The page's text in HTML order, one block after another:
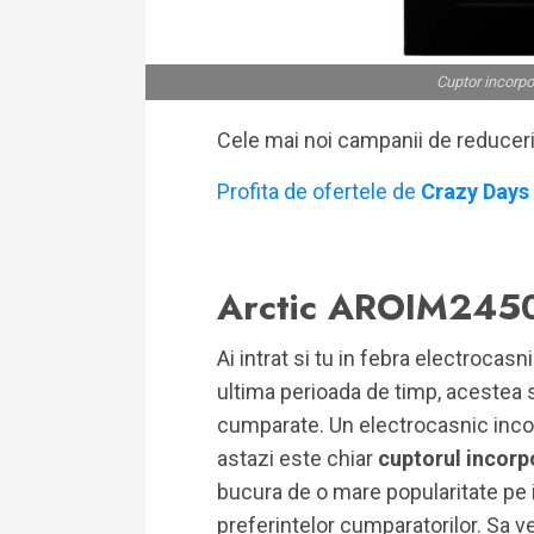
Cuptor
Cele mai noi campanii de
Profita de ofertele de Crazy Days
Arctic
Ai intrat si tu in febra
ultima perioada de timp,
cumparate. Un electrocasnic
astazi este chiar cuptorul
bucura de o mare popularitate
preferintelor cumparatorilor. Sa